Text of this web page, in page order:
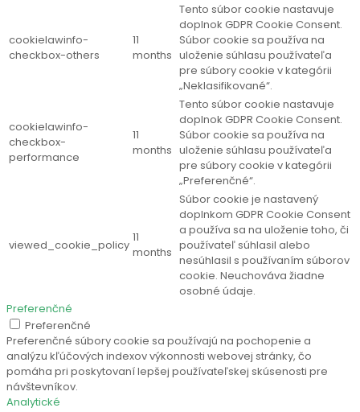
cookielawinfo-
checkbox-others
11
months
Tento súbor cookie nastavuje
doplnok GDPR Cookie Consent.
Súbor cookie sa používa na
uloženie súhlasu používateľa
pre súbory cookie v kategórii
„Neklasifikované“.
cookielawinfo-
checkbox-
performance
11
months
Tento súbor cookie nastavuje
doplnok GDPR Cookie Consent.
Súbor cookie sa používa na
uloženie súhlasu používateľa
pre súbory cookie v kategórii
„Preferenčné“.
viewed_cookie_policy
11
months
Súbor cookie je nastavený
doplnkom GDPR Cookie Consent
a používa sa na uloženie toho, či
používateľ súhlasil alebo
nesúhlasil s používaním súborov
cookie. Neuchováva žiadne
osobné údaje.
Preferenčné
Preferenčné
Preferenčné súbory cookie sa používajú na pochopenie a
analýzu kľúčových indexov výkonnosti webovej stránky, čo
pomáha pri poskytovaní lepšej používateľskej skúsenosti pre
návštevníkov.
Analytické